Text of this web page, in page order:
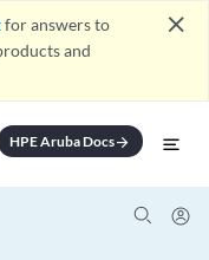
for answers to
and
close
HPE Aruba Docsarrow_forward